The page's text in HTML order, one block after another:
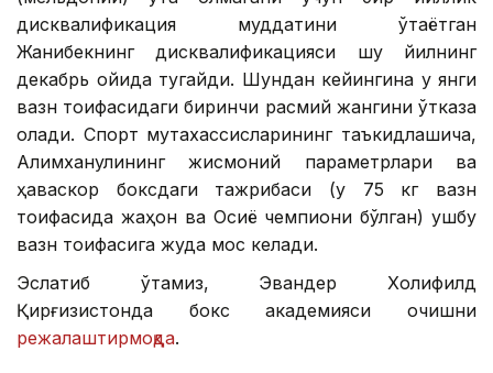
дисквалификация муддатини ўтаётган
Жанибекнинг дисквалификацияси шу йилнинг
декабрь ойида тугайди. Шундан кейингина у янги
вазн тоифасидаги биринчи расмий жангини ўтказа
олади. Спорт мутахассисларининг таъкидлашича,
Алимханулининг жисмоний параметрлари ва
ҳаваскор боксдаги тажрибаси (у 75 кг вазн
тоифасида жаҳон ва Осиё чемпиони бўлган) ушбу
вазн тоифасига жуда мос келади.
Эслатиб ўтамиз, Эвандер Холифилд
Қирғизистонда бокс академияси очишни
режалаштирмоқда.